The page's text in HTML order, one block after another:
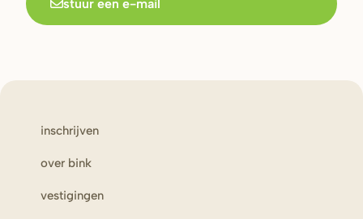
stuur een e-mail
inschrijven
over bink
vestigingen